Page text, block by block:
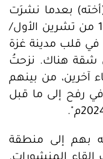
بعدما نشرَت
المناشدة عشرات المرات: "في 13 من تشرين الأول/
من بيتنا في قلب مدينة غزة
شقة هناك. نزحتُ
الصيدلانية و3 أشقاء آخرين، من بينهم
في رفح إلى ما قبل
بهم إلى منطقة